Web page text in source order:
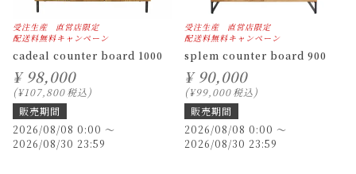
受注生産
直営店限定
配送料無料キャンペーン
cadeal counter board 1000
¥ 98,000
¥107,800税込
販売期間
2026/08/08 0:00 〜
2026/08/30 23:59
受注生産
直営店限定
配送料無料キャンペーン
splem counter board 900
¥ 90,000
¥99,000税込
販売期間
2026/08/08 0:00 〜
2026/08/30 23:59